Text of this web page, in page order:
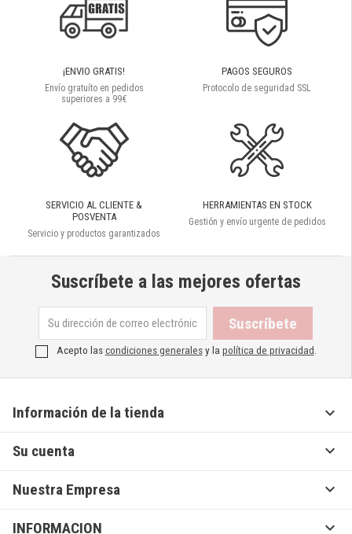
¡ENVIO GRATIS!
Envío gratuíto en pedidos
superiores a 99€
PAGOS SEGUROS
Protocolo de seguridad SSL
SERVICIO AL CLIENTE &
POSVENTA
Servicio y productos garantizados
HERRAMIENTAS EN STOCK
Gestión y envío urgente de pedidos
Suscríbete a las mejores ofertas
Acepto lascondiciones generalesy la política de privacidad
Información de la tienda 
Su cuenta 
Nuestra Empresa 
INFORMACION 